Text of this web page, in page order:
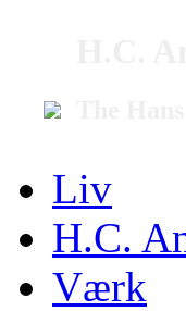
Liv
H.C.
Værk